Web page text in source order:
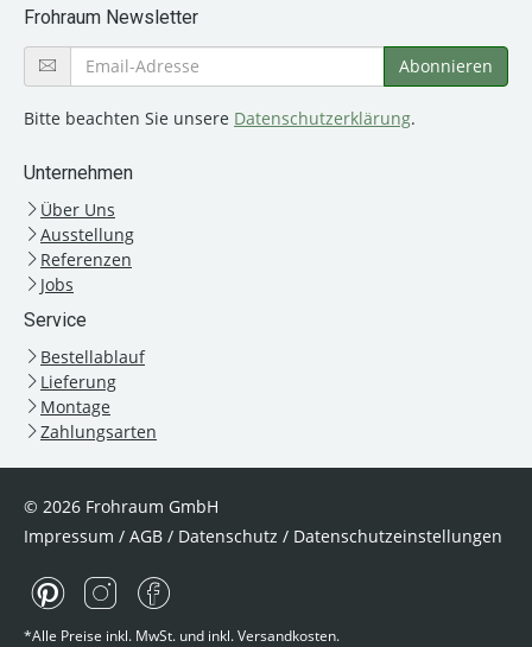
Frohraum Newsletter
Bitte beachten Sie unsere Datenschutzerklärung.
Unternehmen
Über Uns
Ausstellung
Referenzen
Jobs
Service
Bestellablauf
Lieferung
Montage
Zahlungsarten
© 2026 Frohraum GmbH
Impressum / AGB / Datenschutz / Datenschutzeinstellungen
*Alle Preise inkl. MwSt. und inkl. Versandkosten.